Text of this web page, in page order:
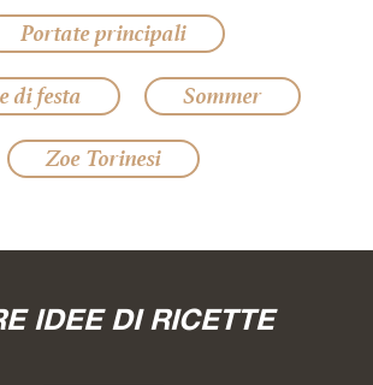
Portate principali
di festa
Sommer
Zoe Torinesi
IDEE DI RICETTE